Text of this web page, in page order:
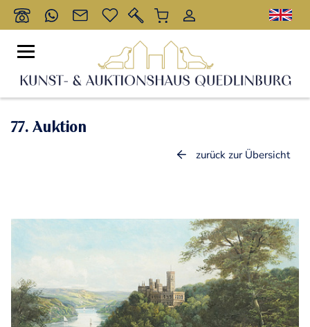
77. Auktion
zurück zur Übersicht